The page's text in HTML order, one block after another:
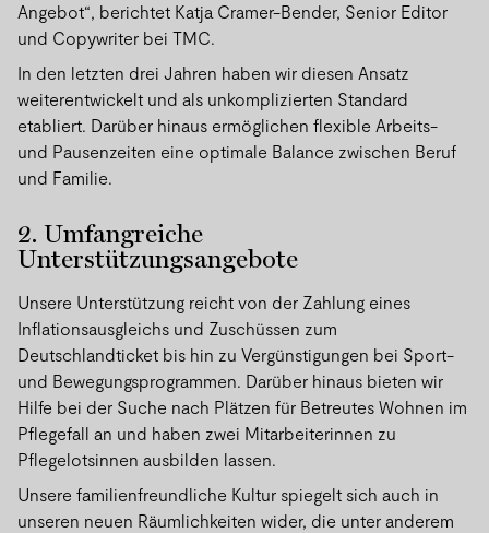
Angebot“, berichtet Katja Cramer-Bender, Senior Editor
und Copywriter bei TMC.
In den letzten drei Jahren haben wir diesen Ansatz
weiterentwickelt und als unkomplizierten Standard
etabliert. Darüber hinaus ermöglichen flexible Arbeits-
und Pausenzeiten eine optimale Balance zwischen Beruf
und Familie.
2. Umfangreiche
Unterstützungsangebote
Unsere Unterstützung reicht von der Zahlung eines
Inflationsausgleichs und Zuschüssen zum
Deutschlandticket bis hin zu Vergünstigungen bei Sport-
und Bewegungsprogrammen. Darüber hinaus bieten wir
Hilfe bei der Suche nach Plätzen für Betreutes Wohnen im
Pflegefall an und haben zwei Mitarbeiterinnen zu
Pflegelotsinnen ausbilden lassen.
Unsere familienfreundliche Kultur spiegelt sich auch in
unseren neuen Räumlichkeiten wider, die unter anderem